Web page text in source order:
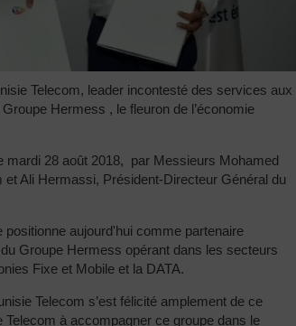
Telecom, leader incontesté des services aux
Hermess , le fleuron de l’économie
28 août 2018, par Messieurs Mohamed
Ali Hermassi, Président-Directeur Général du
aujourd'hui comme partenaire
Groupe Hermess opérant dans les secteurs
Fixe et Mobile et la DATA.
Telecom s’est félicité amplement de ce
Telecom à accompagner ce groupe dans le